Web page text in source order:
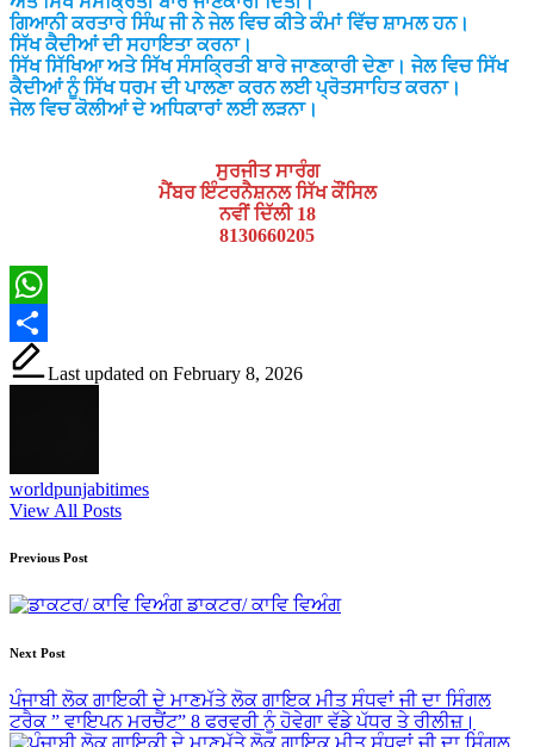
ਗਿਆਨੀ ਕਰਤਾਰ ਸਿੰਘ ਜੀ ਨੇ ਜੇਲ ਵਿਚ ਕੀਤੇ ਕੰਮਾਂ ਵਿੱਚ ਸ਼ਾਮਲ ਹਨ।
ਸਿੱਖ ਕੈਦੀਆਂ ਦੀ ਸਹਾਇਤਾ ਕਰਨਾ।
ਸਿੱਖ ਸਿੱਖਿਆ ਅਤੇ ਸਿੱਖ ਸੰਸਕ੍ਰਿਤੀ ਬਾਰੇ ਜਾਣਕਾਰੀ ਦੇਣਾ। ਜੇਲ ਵਿਚ ਸਿੱਖ
ਕੈਦੀਆਂ ਨੂੰ ਸਿੱਖ ਧਰਮ ਦੀ ਪਾਲਣਾ ਕਰਨ ਲਈ ਪ੍ਰੋਤਸਾਹਿਤ ਕਰਨਾ।
ਜੇਲ ਵਿਚ ਕੋਲੀਆਂ ਦੇ ਅਧਿਕਾਰਾਂ ਲਈ ਲੜਨਾ।
ਸੁਰਜੀਤ ਸਾਰੰਗ
ਮੈਂਬਰ ਇੰਟਰਨੈਸ਼ਨਲ ਸਿੱਖ ਕੌਂਸਿਲ
ਨਵੀਂ ਦਿੱਲੀ 18
8130660205
WhatsApp
Share
Last updated on February 8, 2026
worldpunjabitimes
View All Posts
Post
navigation
Previous Post
ਡਾਕਟਰ/ ਕਾਵਿ ਵਿਅੰਗ
Next Post
ਪੰਜਾਬੀ ਲੋਕ ਗਾਇਕੀ ਦੇ ਮਾਣਮੱਤੇ ਲੋਕ ਗਾਇਕ ਮੀਤ ਸੰਧਵਾਂ ਜੀ ਦਾ ਸਿੰਗਲ
ਟਰੈਕ ” ਵਾਇਪਨ ਮਰਚੈਂਟ” 8 ਫਰਵਰੀ ਨੂੰ ਹੋਵੇਗਾ ਵੱਡੇ ਪੱਧਰ ਤੇ ਰੀਲੀਜ਼।